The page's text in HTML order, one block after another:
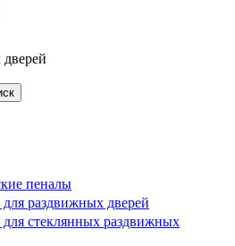
пеналы
раздвижных дверей
стеклянных раздвижных
в один клик